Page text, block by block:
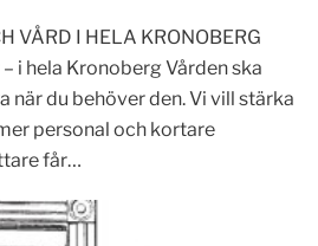
VÅRD I HELA KRONOBERG
i hela Kronoberg Vården ska
när du behöver den. Vi vill stärka
personal och kortare
får…